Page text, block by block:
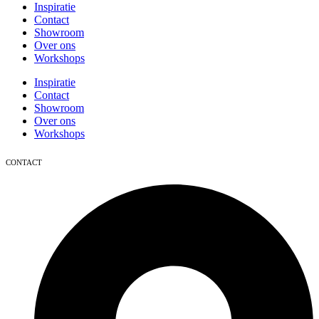
Inspiratie
Contact
Showroom
Over ons
Workshops
Inspiratie
Contact
Showroom
Over ons
Workshops
CONTACT